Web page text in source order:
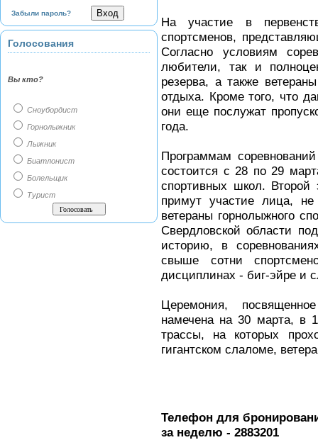
Забыли пароль?
Голосования
Вы кто?
Сноубордист
Горнолыжник
Лыжник
Биатлонист
Болельщик
Турист
На участие в
спортсменов,
Согласно условиям
любители, так и
резерва, а также
отдыха. Кроме того, что
они еще послужат
года.
Программам
состоится с 28 по 29
спортивных школ.
примут участие лица,
ветераны горнолыжного
Свердловской области
историю, в
свыше сотни
дисциплинах - биг-эйре и
Церемония,
намечена на 30 марта, в
трассы, на которых
гигантском слаломе,
Телефон для
за неделю - 2883201